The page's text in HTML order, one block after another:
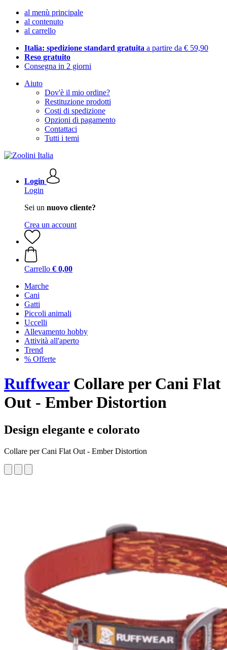
al menù principale
al contenuto
al carrello
Italia: spedizione standard gratuita a partire da € 59,90
Reso gratuito
Consegna in 2 giorni
Aiuto
Dov'è il mio ordine?
Restituzione prodotti
Costi di spedizione
Opzioni di pagamento
Contattaci
Tutti i temi
Login
Login
Sei un nuovo cliente?
Crea un account
Carrello € 0,00
Marche
Cani
Gatti
Piccoli animali
Uccelli
Allevamento hobby
Attività all'aperto
Trend
% Offerte
RuffwearCollare per Cani Flat
Out - Ember Distortion
Design elegante e colorato
Collare per Cani Flat Out - Ember Distortion